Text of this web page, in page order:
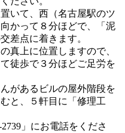
いて、西（名古屋駅のツ
かって８分ほどで、「泥
差点に着きます。
真上に位置しますので、
徒歩で３分ほどご足労を
があるビルの屋外階段を
と、５軒目に「修理工
」にお電話をくださ